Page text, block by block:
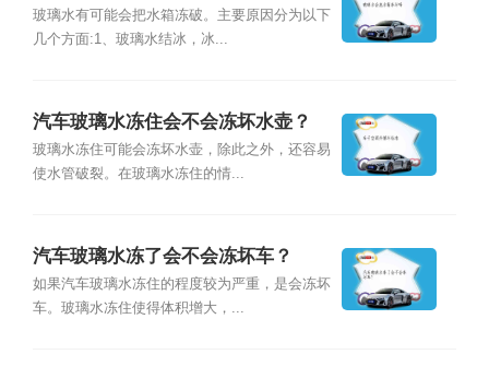
玻璃水有可能会把水箱冻破。主要原因分为以下
几个方面:1、玻璃水结冰，冰...
汽车玻璃水冻住会不会冻坏水壶？
玻璃水冻住可能会冻坏水壶，除此之外，还容易
使水管破裂。在玻璃水冻住的情...
汽车玻璃水冻了会不会冻坏车？
如果汽车玻璃水冻住的程度较为严重，是会冻坏
车。玻璃水冻住使得体积增大，...